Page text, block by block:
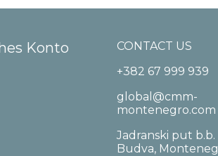
Konto
CONTACT US
+382 67 999 939
global@cmm-
montenegro.com
Jadranski put b.b.
Budva,